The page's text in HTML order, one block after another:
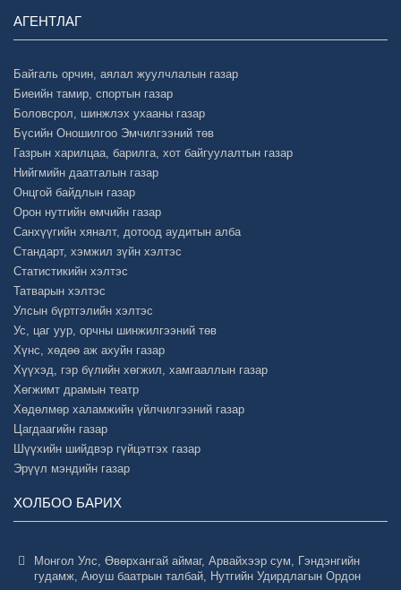
АГЕНТЛАГ
Байгаль орчин, аялал жуулчлалын газар
Биеийн тамир, спортын газар
Боловсрол, шинжлэх ухааны газар
Бүсийн Оношилгоо Эмчилгээний төв
Газрын харилцаа, барилга, хот байгуулалтын газар
Нийгмийн даатгалын газар
Онцгой байдлын газар
Орон нутгийн өмчийн газар
Санхүүгийн хяналт, дотоод аудитын алба
Стандарт, хэмжил зүйн хэлтэс
Статистикийн хэлтэс
Татварын хэлтэс
Улсын бүртгэлийн хэлтэс
Ус, цаг уур, орчны шинжилгээний төв
Хүнс, хөдөө аж ахуйн газар
Хүүхэд, гэр бүлийн хөгжил, хамгааллын газар
Хөгжимт драмын театр
Хөдөлмөр халамжийн үйлчилгээний газар
Цагдаагийн газар
Шүүхийн шийдвэр гүйцэтгэх газар
Эрүүл мэндийн газар
ХОЛБОО БАРИХ
Монгол Улс, Өвөрхангай аймаг, Арвайхээр сум, Гэндэнгийн
гудамж, Аюуш баатрын талбай, Нутгийн Удирдлагын Ордон